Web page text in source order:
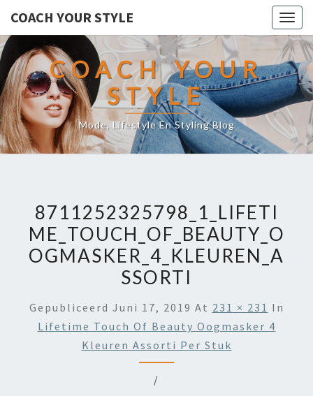
COACH YOUR STYLE
COACH YOUR
STYLE
Mode, Lifestyle En Styling Blog
8711252325798_1_LIFETI
ME_TOUCH_OF_BEAUTY_O
OGMASKER_4_KLEUREN_A
SSORTI
Gepubliceerd Juni 17, 2019 At 231 × 231 In
Lifetime Touch Of Beauty Oogmasker 4
Kleuren Assorti Per Stuk
/